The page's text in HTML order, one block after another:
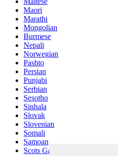
Maori
Marathi
Mongolian
Burmese
Nepali
Norwegian
Pashto
Persian
Punjabi
Serbian
Sesotho
Sinhala
Slovak
Slovenian
Somali
Samoan
Scots Gaelic